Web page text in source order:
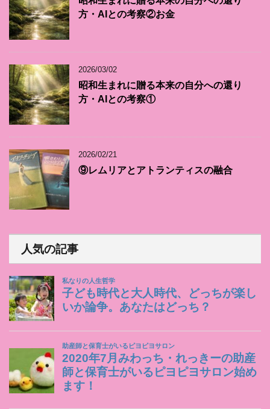
方・AIとの考察②お金
2026/03/02
昭和生まれに贈る本来の自分への還り
方・AIとの考察①
2026/02/21
⑨レムリアとアトランティスの融合
人気の記事